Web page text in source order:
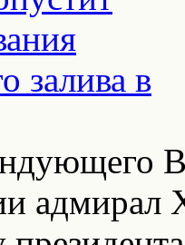
адмирал